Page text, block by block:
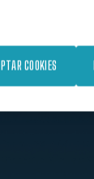
COOKIES